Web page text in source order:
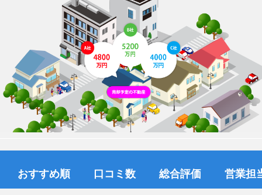
おすすめ順 口コミ数 総合評価 営業担